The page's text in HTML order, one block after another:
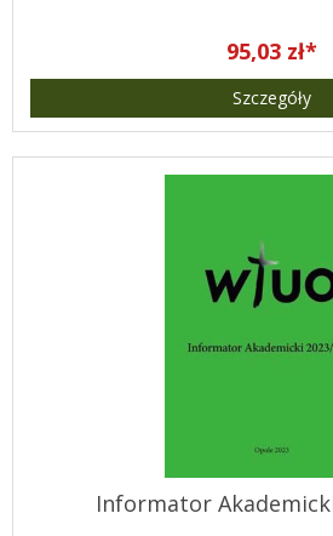
95,03 zł*
Szczegóły
Informator